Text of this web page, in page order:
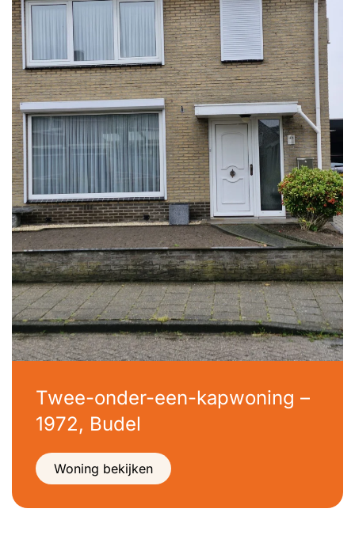
Twee-onder-een-kapwoning –
1972, Budel
Woning bekijken